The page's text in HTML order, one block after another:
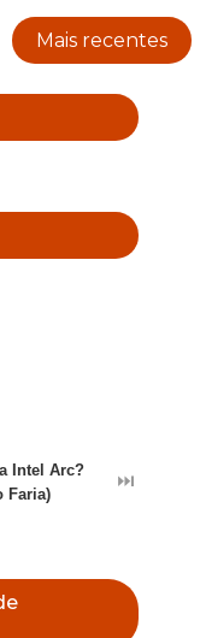
Mais recentes
Intel Arc?
Faria)
⏭